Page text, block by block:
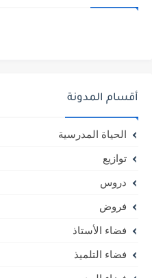
أقسام المدونة
الحياة المدرسية
توازيع
دروس
فروض
فضاء الأستاذ
فضاء التلميذ